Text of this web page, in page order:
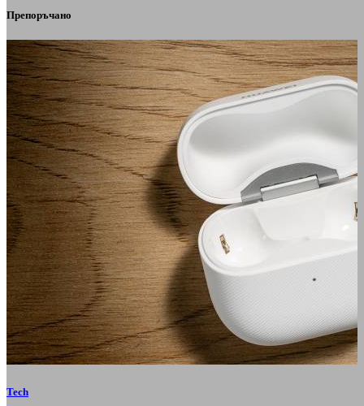
Препоръчано
Tech